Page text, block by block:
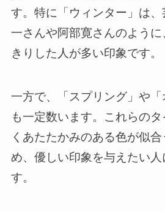
す。特に「ウィンター」は
一さんや阿部寛さんのよう
きりした人が多い印象です。
一方で、「スプリング」や
も一定数います。これらの
くあたたかみのある色が似
め、優しい印象を与えたい人
す。